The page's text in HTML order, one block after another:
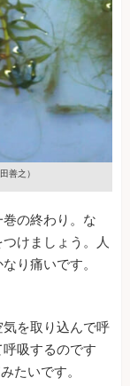
善之）
の終わり。な
けましょう。人
り痛いです。
を取り込んで呼
吸するのです
たいです。